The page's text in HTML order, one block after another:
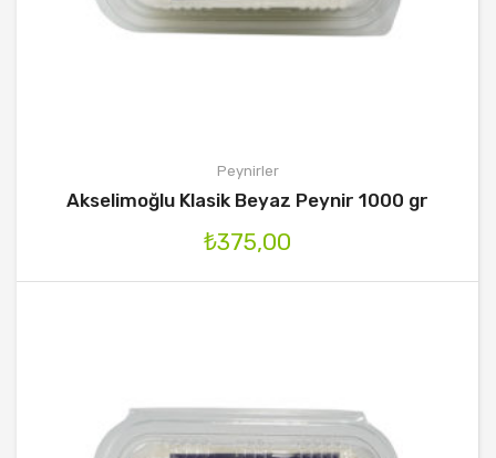
Peynirler
Akselimoğlu Klasik Beyaz Peynir 1000 gr
₺375,00